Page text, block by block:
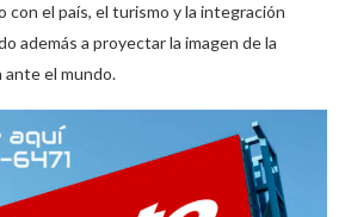
con el país, el turismo y la integración
además a proyectar la imagen de la
ante el mundo.